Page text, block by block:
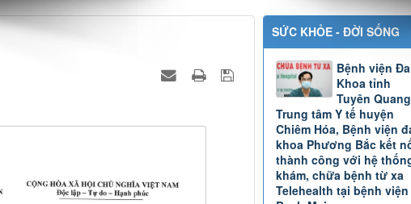
SỨC KHỎE - ĐỜI SỐNG
Bệnh viện Đa
Khoa tỉnh
Tuyên
Trung tâm Y tế huyện
Chiêm Hóa, Bệnh viện
khoa Phương Bắc kết
thành công với hệ
khám, chữa bệnh từ xa
Telehealth tại bệnh viện